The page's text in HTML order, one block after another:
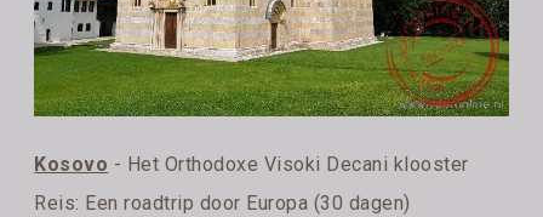
Kosovo - Het Orthodoxe Visoki Decani klooster
Reis: Een roadtrip door Europa (30 dagen)